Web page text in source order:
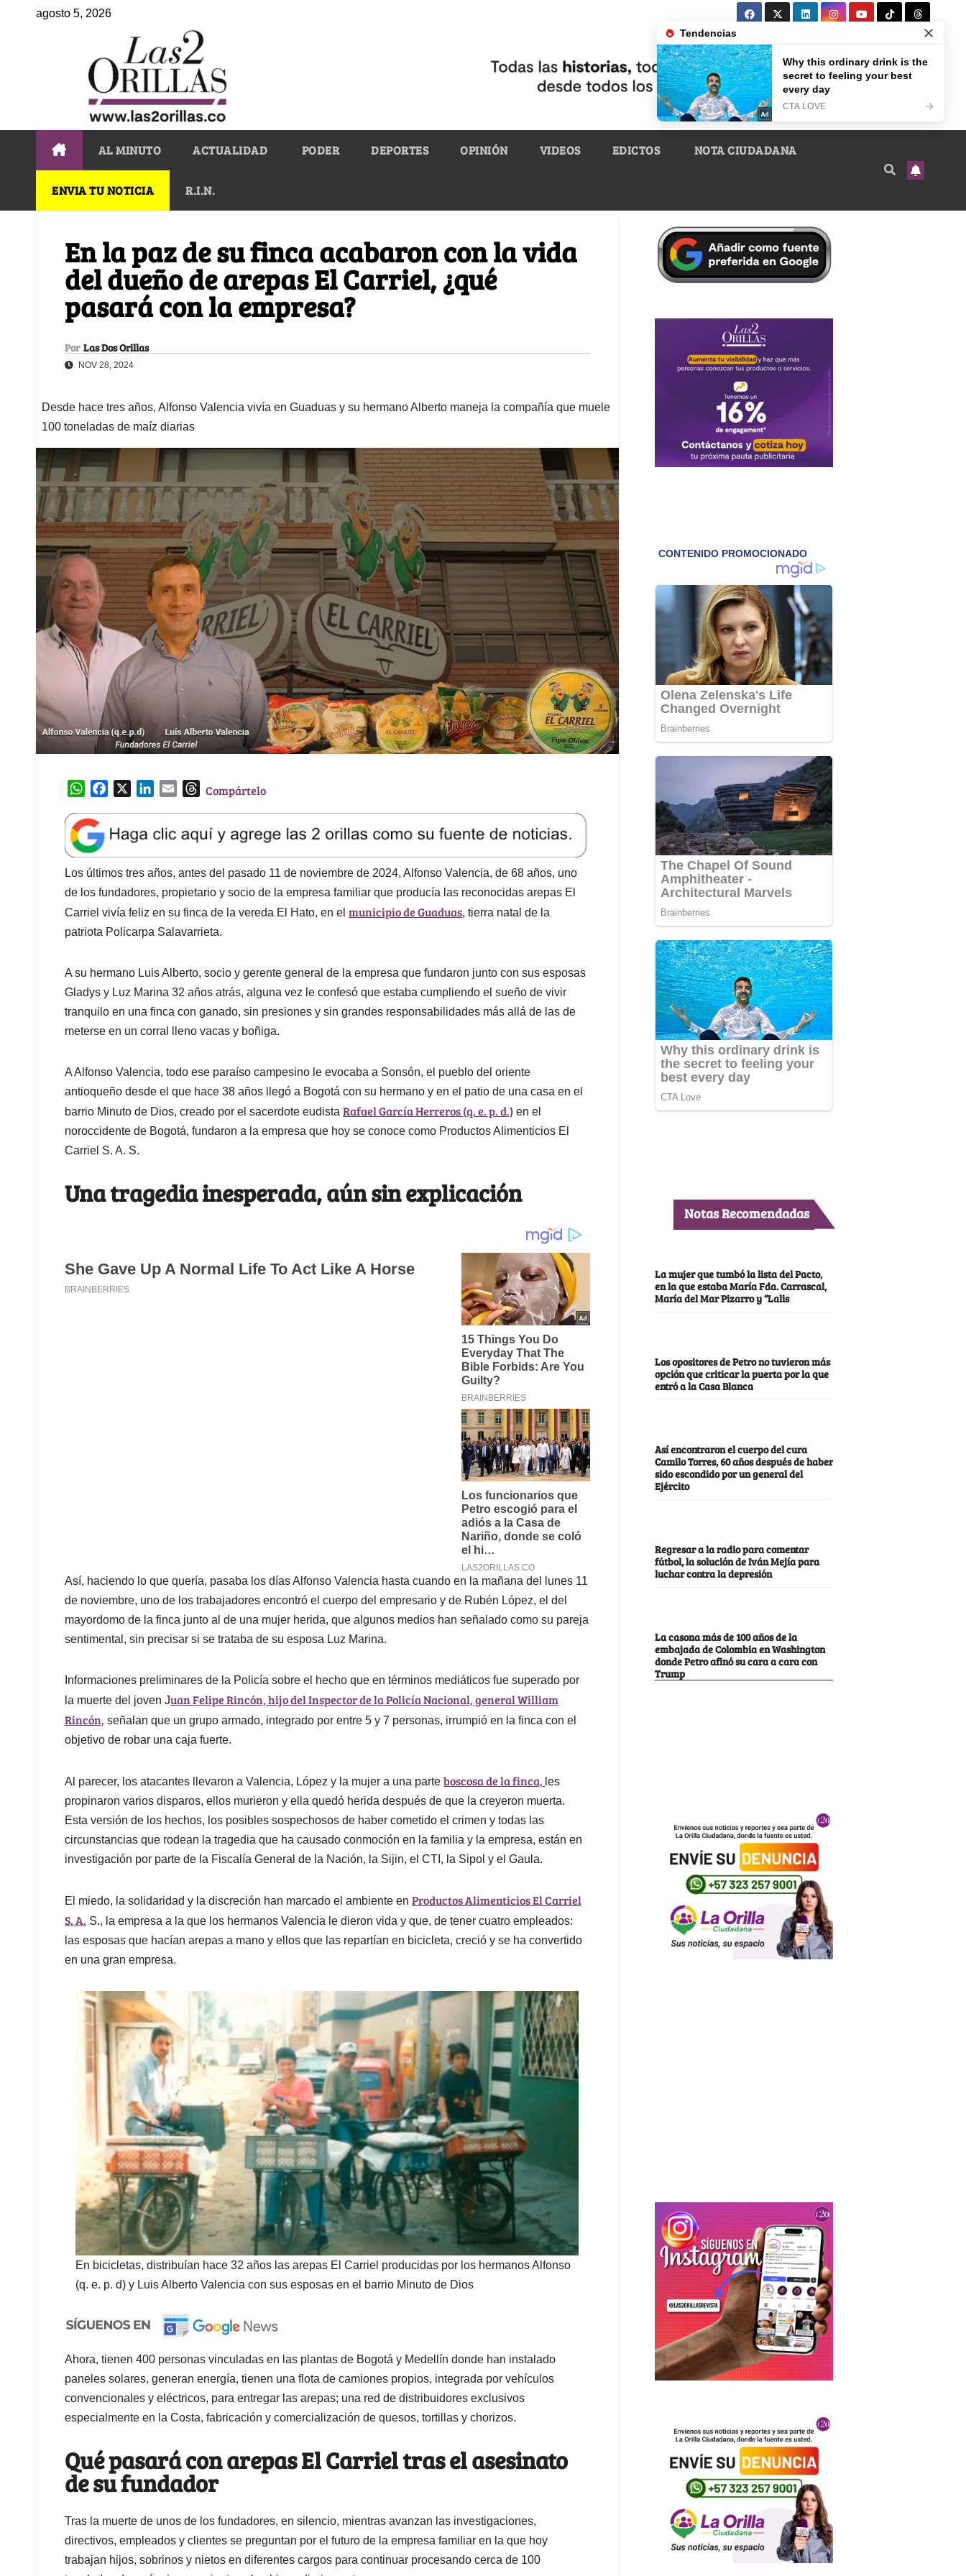
agosto 5, 2026
AL MINUTO ACTUALIDAD PODER DEPORTES OPINIÓN VIDEOS EDICTOS NOTA CIUDADANA
ENVIA TU NOTICIA R.I.N.
En la paz de su finca acabaron con la vida
del dueño de arepas El Carriel, ¿qué
pasará con la empresa?
Por Las Dos Orillas
NOV 28, 2024
Desde hace tres años, Alfonso Valencia vivía en Guaduas y su hermano Alberto maneja la compañía que muele
100 toneladas de maíz diarias
W
a
t
s
A
p
p
e
b
o
o
k
k
e
d
I
n
l
T
e
a
d
s
Compártelo
Los últimos tres años, antes del pasado 11 de noviembre de 2024, Alfonso Valencia, de 68 años, uno
de los fundadores, propietario y socio de la empresa familiar que producía las reconocidas arepas El
Carriel vivía feliz en su finca de la vereda El Hato, en el municipio de Guaduas, tierra natal de la
patriota Policarpa Salavarrieta.
A su hermano Luis Alberto, socio y gerente general de la empresa que fundaron junto con sus esposas
Gladys y Luz Marina 32 años atrás, alguna vez le confesó que estaba cumpliendo el sueño de vivir
tranquilo en una finca con ganado, sin presiones y sin grandes responsabilidades más allá de las de
meterse en un corral lleno vacas y boñiga.
A Alfonso Valencia, todo ese paraíso campesino le evocaba a Sonsón, el pueblo del oriente
antioqueño desde el que hace 38 años llegó a Bogotá con su hermano y en el patio de una casa en el
barrio Minuto de Dios, creado por el sacerdote eudista Rafael García Herreros (q. e. p. d.) en el
noroccidente de Bogotá, fundaron a la empresa que hoy se conoce como Productos Alimenticios El
Carriel S. A. S.
Una tragedia inesperada, aún sin explicación
Así, haciendo lo que quería, pasaba los días Alfonso Valencia hasta cuando en la mañana del lunes 11
de noviembre, uno de los trabajadores encontró el cuerpo del empresario y de Rubén López, el del
mayordomo de la finca junto al de una mujer herida, que algunos medios han señalado como su pareja
sentimental, sin precisar si se trataba de su esposa Luz Marina.
Informaciones preliminares de la Policía sobre el hecho que en términos mediáticos fue superado por
la muerte del joven Juan Felipe Rincón, hijo del Inspector de la Policía Nacional, general William
Rincón, señalan que un grupo armado, integrado por entre 5 y 7 personas, irrumpió en la finca con el
objetivo de robar una caja fuerte.
Al parecer, los atacantes llevaron a Valencia, López y la mujer a una parte boscosa de la finca, les
propinaron varios disparos, ellos murieron y ella quedó herida después de que la creyeron muerta.
Esta versión de los hechos, los posibles sospechosos de haber cometido el crimen y todas las
circunstancias que rodean la tragedia que ha causado conmoción en la familia y la empresa, están en
investigación por parte de la Fiscalía General de la Nación, la Sijin, el CTI, la Sipol y el Gaula.
El miedo, la solidaridad y la discreción han marcado el ambiente en Productos Alimenticios El Carriel
S. A. S., la empresa a la que los hermanos Valencia le dieron vida y que, de tener cuatro empleados:
las esposas que hacían arepas a mano y ellos que las repartían en bicicleta, creció y se ha convertido
en una gran empresa.
En bicicletas, distribuían hace 32 años las arepas El Carriel producidas por los hermanos Alfonso
(q. e. p. d) y Luis Alberto Valencia con sus esposas en el barrio Minuto de Dios
Ahora, tienen 400 personas vinculadas en las plantas de Bogotá y Medellín donde han instalado
paneles solares, generan energía, tienen una flota de camiones propios, integrada por vehículos
convencionales y eléctricos, para entregar las arepas; una red de distribuidores exclusivos
especialmente en la Costa, fabricación y comercialización de quesos, tortillas y chorizos.
Qué pasará con arepas El Carriel tras el asesinato
de su fundador
Tras la muerte de unos de los fundadores, en silencio, mientras avanzan las investigaciones,
directivos, empleados y clientes se preguntan por el futuro de la empresa familiar en la que hoy
trabajan hijos, sobrinos y nietos en diferentes cargos para continuar procesando cerca de 100
Notas Recomendadas
La mujer que tumbó la lista del Pacto,
en la que estaba María Fda. Carrascal,
María del Mar Pizarro y “Lalis
Los opositores de Petro no tuvieron más
opción que criticar la puerta por la que
entró a la Casa Blanca
Así encontraron el cuerpo del cura
Camilo Torres, 60 años después de haber
sido escondido por un general del
Ejército
Regresar a la radio para comentar
fútbol, la solución de Iván Mejía para
luchar contra la depresión
La casona más de 100 años de la
embajada de Colombia en Washington
donde Petro afinó su cara a cara con
Trump